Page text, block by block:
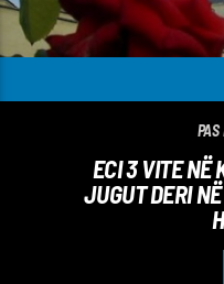
PAS
ECI 3 VITE NË
JUGUT DERI